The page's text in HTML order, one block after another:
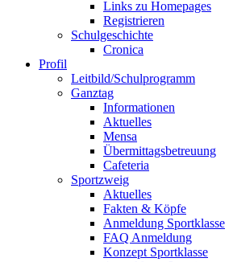
Links zu Homepages
Registrieren
Schulgeschichte
Cronica
Profil
Leitbild/Schulprogramm
Ganztag
Informationen
Aktuelles
Mensa
Übermittagsbetreuung
Cafeteria
Sportzweig
Aktuelles
Fakten & Köpfe
Anmeldung Sportklasse
FAQ Anmeldung
Konzept Sportklasse